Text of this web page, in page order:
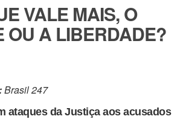
VALE MAIS, O
OU A LIBERDADE?
Brasil 247
ataques da Justiça aos acusados